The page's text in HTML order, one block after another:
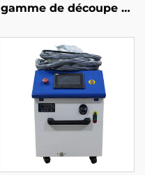
gamme de découpe et
CO2 1390 pour
acrylique, bois et MDF